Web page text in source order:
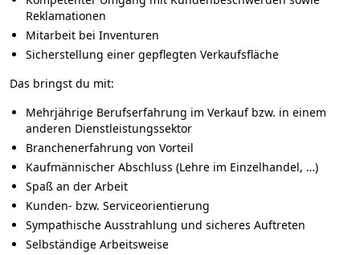
Reklamationen
Mitarbeit bei Inventuren
Sicherstellung einer gepflegten Verkaufsfläche
Das bringst du mit:
Mehrjährige Berufserfahrung im Verkauf bzw. in einem
anderen Dienstleistungssektor
Branchenerfahrung von Vorteil
Kaufmännischer Abschluss (Lehre im Einzelhandel, …)
Spaß an der Arbeit
Kunden- bzw. Serviceorientierung
Sympathische Ausstrahlung und sicheres Auftreten
Selbständige Arbeitsweise